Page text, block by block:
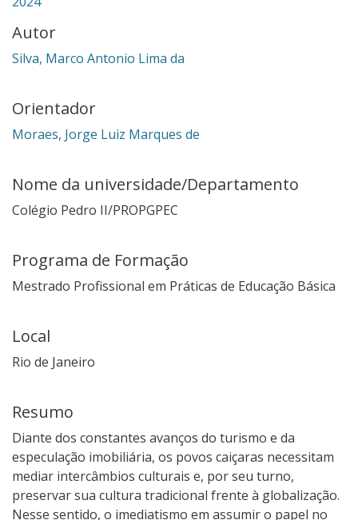
Autor
Silva, Marco Antonio Lima da
Orientador
Moraes, Jorge Luiz Marques de
Nome da universidade/Departamento
Colégio Pedro II/PROPGPEC
Programa de Formação
Mestrado Profissional em Práticas de Educação Básica
Local
Rio de Janeiro
Resumo
Diante dos constantes avanços do turismo e da
especulação imobiliária, os povos caiçaras necessitam
mediar intercâmbios culturais e, por seu turno,
preservar sua cultura tradicional frente à globalização.
Nesse sentido, o imediatismo em assumir o papel no